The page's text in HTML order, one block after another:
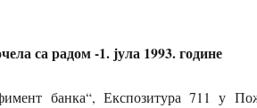
са радом -1. јула 1993. године
банка“, Експозитура 711 у